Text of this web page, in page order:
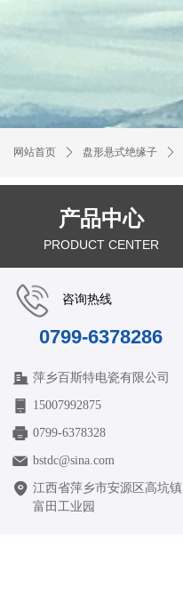
网站首页 ꄲ 盘形悬式绝缘子 ꄲ
产品中心
PRODUCT CENTER
咨询热线
0799-6378286
萍乡百斯特电瓷有限公司
15007992875
0799-6378328
bstdc@sina.com
江西省萍乡市安源区高坑镇
富田工业园